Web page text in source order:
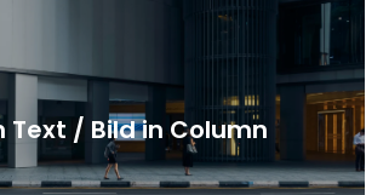
Text / Bild in Column